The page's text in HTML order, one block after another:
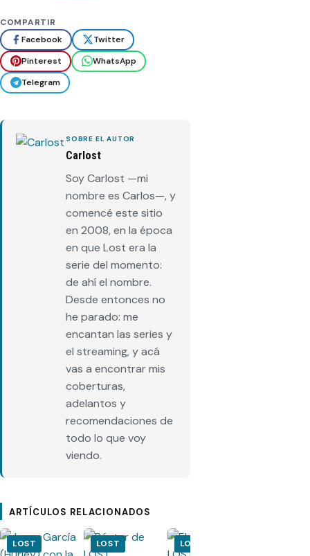
COMPARTIR
Facebook
Twitter
Pinterest
WhatsApp
Telegram
SOBRE EL AUTOR
Carlost
Soy Carlost —mi
nombre es Carlos—, y
comencé este sitio
en 2008, en la época
en que Lost era la
serie del momento:
de ahí el nombre.
Desde entonces no
he parado: me
encantan las series y
el streaming, y acá
vas a encontrar mis
coberturas,
adelantos y
recomendaciones de
todo lo que voy
viendo.
ARTÍCULOS RELACIONADOS
LOST LOST LOST